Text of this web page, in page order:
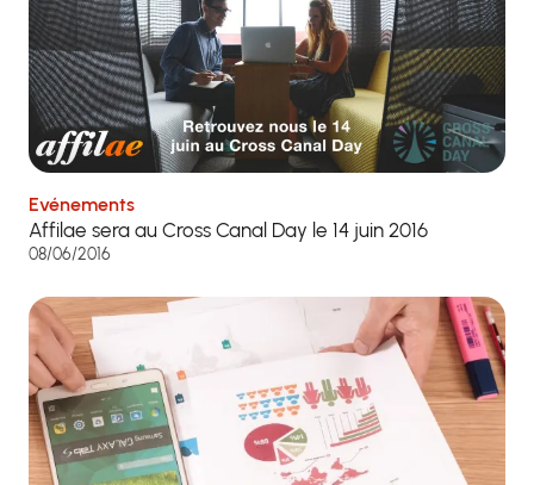
Evénements
Affilae sera au Cross Canal Day le 14 juin 2016
08/06/2016